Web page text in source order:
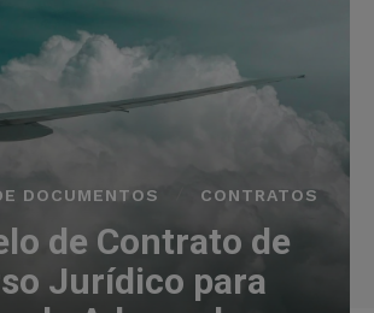
DOCUMENTOS CONTRATOS
de Contrato de
Jurídico para